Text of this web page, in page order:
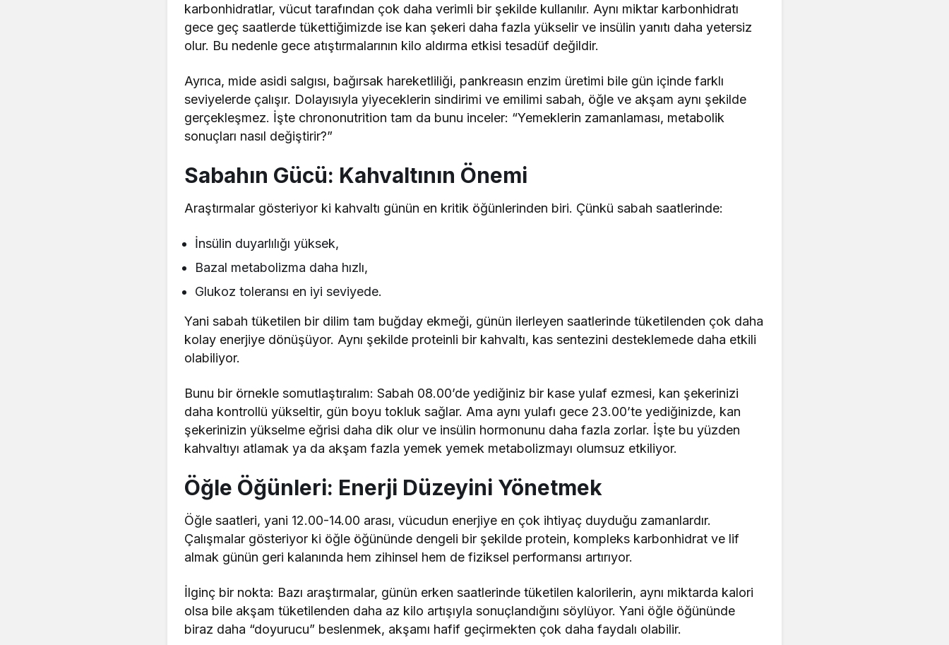
karbonhidratlar, vücut tarafından çok daha verimli bir şekilde kullanılır. Aynı miktar karbonhidratı
gece geç saatlerde tükettiğimizde ise kan şekeri daha fazla yükselir ve insülin yanıtı daha yetersiz
olur. Bu nedenle gece atıştırmalarının kilo aldırma etkisi tesadüf değildir.
Ayrıca, mide asidi salgısı, bağırsak hareketliliği, pankreasın enzim üretimi bile gün içinde farklı
seviyelerde çalışır. Dolayısıyla yiyeceklerin sindirimi ve emilimi sabah, öğle ve akşam aynı şekilde
gerçekleşmez. İşte chrononutrition tam da bunu inceler: “Yemeklerin zamanlaması, metabolik
sonuçları nasıl değiştirir?”
Sabahın Gücü: Kahvaltının Önemi
Araştırmalar gösteriyor ki kahvaltı günün en kritik öğünlerinden biri. Çünkü sabah saatlerinde:
İnsülin duyarlılığı yüksek,
Bazal metabolizma daha hızlı,
Glukoz toleransı en iyi seviyede.
Yani sabah tüketilen bir dilim tam buğday ekmeği, günün ilerleyen saatlerinde tüketilenden çok daha
kolay enerjiye dönüşüyor. Aynı şekilde proteinli bir kahvaltı, kas sentezini desteklemede daha etkili
olabiliyor.
Bunu bir örnekle somutlaştıralım: Sabah 08.00’de yediğiniz bir kase yulaf ezmesi, kan şekerinizi
daha kontrollü yükseltir, gün boyu tokluk sağlar. Ama aynı yulafı gece 23.00’te yediğinizde, kan
şekerinizin yükselme eğrisi daha dik olur ve insülin hormonunu daha fazla zorlar. İşte bu yüzden
kahvaltıyı atlamak ya da akşam fazla yemek yemek metabolizmayı olumsuz etkiliyor.
Öğle Öğünleri: Enerji Düzeyini Yönetmek
Öğle saatleri, yani 12.00-14.00 arası, vücudun enerjiye en çok ihtiyaç duyduğu zamanlardır.
Çalışmalar gösteriyor ki öğle öğününde dengeli bir şekilde protein, kompleks karbonhidrat ve lif
almak günün geri kalanında hem zihinsel hem de fiziksel performansı artırıyor.
İlginç bir nokta: Bazı araştırmalar, günün erken saatlerinde tüketilen kalorilerin, aynı miktarda kalori
olsa bile akşam tüketilenden daha az kilo artışıyla sonuçlandığını söylüyor. Yani öğle öğününde
biraz daha “doyurucu” beslenmek, akşamı hafif geçirmekten çok daha faydalı olabilir.